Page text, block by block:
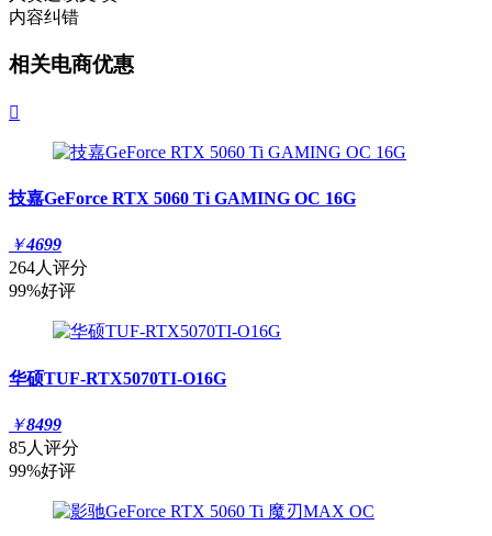
内容纠错
相关电商优惠

技嘉GeForce RTX 5060 Ti GAMING OC 16G
￥4699
264人评分
99%好评
华硕TUF-RTX5070TI-O16G
￥8499
85人评分
99%好评